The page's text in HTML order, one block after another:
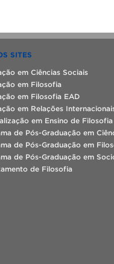
SITES
em Ciências Sociais
em Filosofia
em Filosofia EAD
em Relações
em Ensino de Filosofia
de Pós-Graduação em
de Pós-Graduação em
de Pós-Graduação em
de Filosofia